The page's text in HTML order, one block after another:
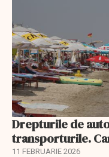
Drepturile de
transporturile.
11 FEBRUARIE 2026